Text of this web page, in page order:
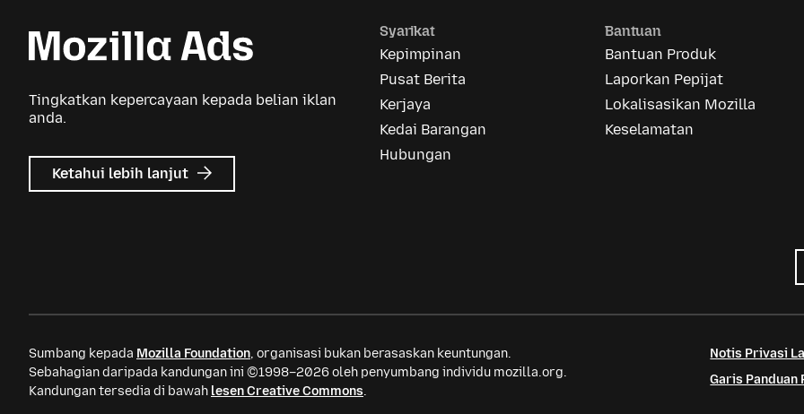
Tingkatkan kepercayaan kepada belian iklan
anda.
Ketahui lebih lanjut tentang
Iklan
Syarikat
Kepimpinan
Pusat Berita
Kerjaya
Kedai Barangan
Hubungan
Bantuan
Bantuan Produk
Laporkan Pepijat
Lokalisasikan Mozilla
Keselamatan
Sumbang kepada Mozilla Foundation, organisasi bukan berasaskan keuntungan.
Sebahagian daripada kandungan ini ©1998–2026 oleh penyumbang individu mozilla.org.
Kandungan tersedia di bawah lesen Creative Commons.
Notis Privasi
Garis Panduan